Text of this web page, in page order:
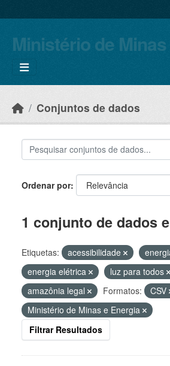
Ministério de
Conjuntos de dados
Ordenar por
1 conjunto de dados
Etiquetas: acessibilidade
energia elétrica
luz para todos
amazônia legal
Formatos: CSV
Ministério de Minas e Energia
Filtrar Resultados